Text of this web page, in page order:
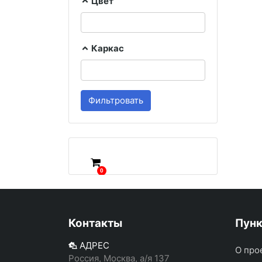
Каркас
Фильтровать
0
Контакты
АДРЕС
Россия, Москва, а/я 137
О